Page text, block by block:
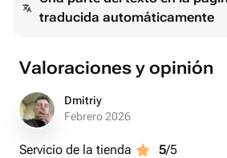
traducida automáticamente
Valoraciones y opinión
Dmitriy
Febrero 2026
Servicio de la tienda 5/5